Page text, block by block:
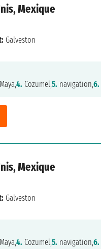
Mexique
Galveston
4. Cozumel,5. navigation,6.
Mexique
Galveston
4. Cozumel,5. navigation,6.